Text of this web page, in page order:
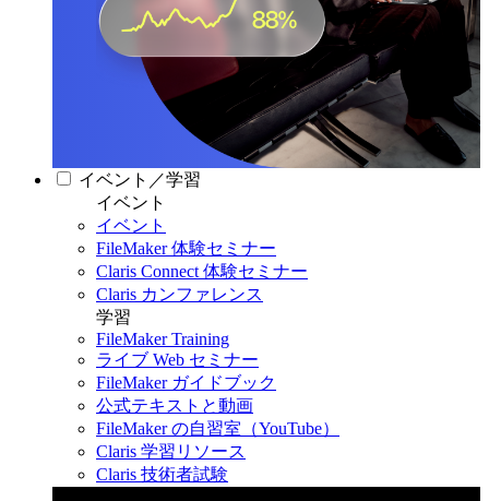
イベント／学習
イベント
イベント
FileMaker 体験セミナー
Claris Connect 体験セミナー
Claris カンファレンス
学習
FileMaker Training
ライブ Web セミナー
FileMaker ガイドブック
公式テキストと動画
FileMaker の自習室（YouTube）
Claris 学習リソース
Claris 技術者試験